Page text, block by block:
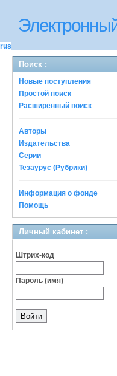
rus
Поиск :
Новые поступления
Простой поиск
Расширенный поиск
Авторы
Издательства
Серии
Тезаурус (Рубрики)
Информация о фонде
Помощь
Личный кабинет :
Штрих-код
Пароль (имя)